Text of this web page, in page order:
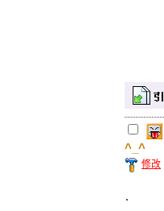
^_^
修改
.